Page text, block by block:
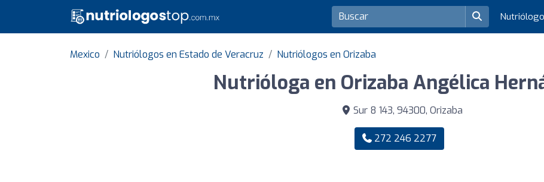
Mexico Nutriólogos en Estado de Veracruz Nutriólogos en Orizaba
Nutrióloga en Orizaba Angélica
Sur 8 143, 94300, Orizaba
272 246 2277